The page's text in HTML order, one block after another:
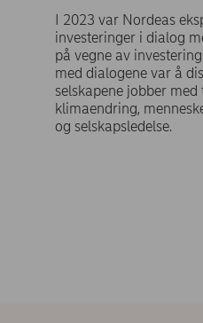
I 2023 var Nordeas
investeringer i dialog
på vegne av
med dialogene var å
selskapene jobber med
klimaendring,
og selskapsledelse.